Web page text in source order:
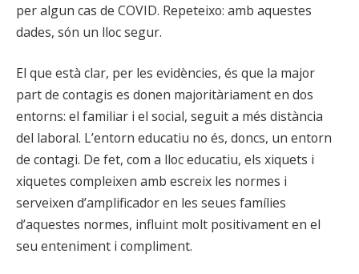
per algun cas de COVID. Repeteixo: amb aquestes
dades, són un lloc segur.
El que està clar, per les evidències, és que la major
part de contagis es donen majoritàriament en dos
entorns: el familiar i el social, seguit a més distància
del laboral. L’entorn educatiu no és, doncs, un entorn
de contagi. De fet, com a lloc educatiu, els xiquets i
xiquetes compleixen amb escreix les normes i
serveixen d’amplificador en les seues famílies
d’aquestes normes, influint molt positivament en el
seu enteniment i compliment.